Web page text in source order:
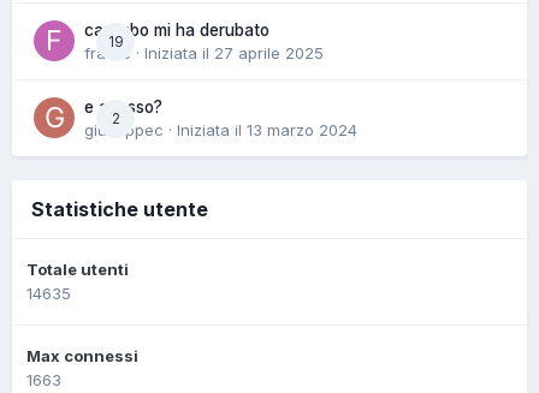
19
cazimbo mi ha derubato
fraore · Iniziata il 27 aprile 2025
2
e adesso?
giuseppec · Iniziata il 13 marzo 2024
Statistiche utente
Totale utenti
14635
Max connessi
1663